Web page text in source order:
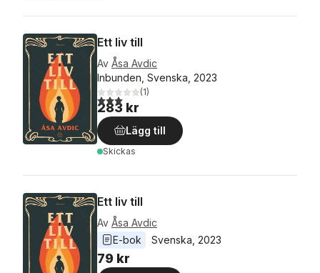
Ett liv till
Av Åsa Avdic
Inbunden, Svenska, 2023
3,0utav 5 stjärnor. Totalt antal röster:
(1)
283 kr
Lägg till
Skickas
Ett liv till
Av Åsa Avdic
E-bok
Svenska 2023
79 kr